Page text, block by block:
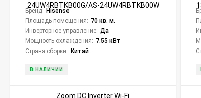
Zoom DC Inverter Wi-Fi
Бренд: Hisense
Площадь помещения: 70 кв. м.
Инверторное управление: Да
Мощность охлаждения: 7.55 кВт
Страна сборки: Китай
В НАЛИЧИИ